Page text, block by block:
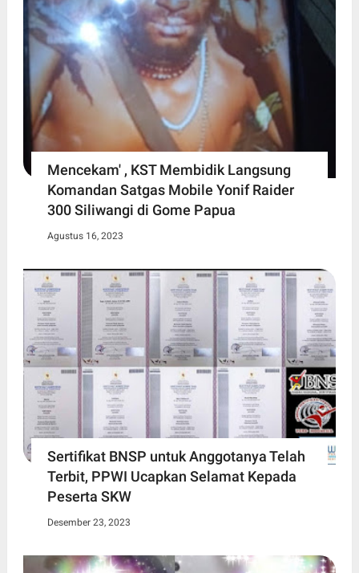
Mencekam' , KST Membidik Langsung
Komandan Satgas Mobile Yonif Raider
300 Siliwangi di Gome Papua
Agustus 16, 2023
Sertifikat BNSP untuk Anggotanya Telah
Terbit, PPWI Ucapkan Selamat Kepada
Peserta SKW
Desember 23, 2023